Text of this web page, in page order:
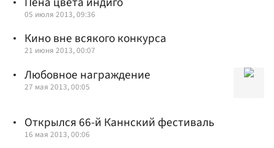
05 июля 2013, 09:36
Кино вне всякого конкурса
21 июня 2013, 00:07
Любовное награждение
27 мая 2013, 00:05
Открылся 66-й Каннский фестиваль
16 мая 2013, 00:06